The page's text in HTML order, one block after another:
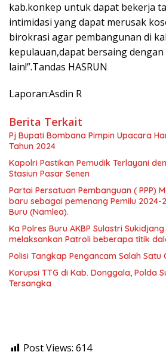
kab.konkep untuk dapat bekerja
intimidasi yang dapat merusak
birokrasi agar pembangunan di
kepulauan,dapat bersaing
lain!”.Tandas HASRUN
Laporan:Asdin R
Berita Terkait
Pj Bupati Bombana Pimpin Upacara
Tahun 2024
Kapolri Pastikan Pemudik Terlayani
Stasiun Pasar Senen
Partai Persatuan Pembanguan ( PPP)
baru sebagai pemenang Pemilu 2024-
Buru (Namlea).
Ka Polres Buru AKBP Sulastri Sukidjang
melaksankan Patroli beberapa titik
Polisi Tangkap Pengancam Salah Satu
Korupsi TTG di Kab. Donggala, Polda
Tersangka
Post Views: 614